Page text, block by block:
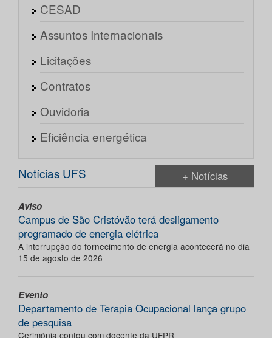
CESAD
Assuntos Internacionais
Licitações
Contratos
Ouvidoria
Eficiência energética
Notícias UFS + Notícias
Aviso
Campus de São Cristóvão terá desligamento
programado de energia elétrica
A interrupção do fornecimento de energia acontecerá no dia
15 de agosto de 2026
Evento
Departamento de Terapia Ocupacional lança grupo
de pesquisa
Cerimônia contou com docente da UFPR